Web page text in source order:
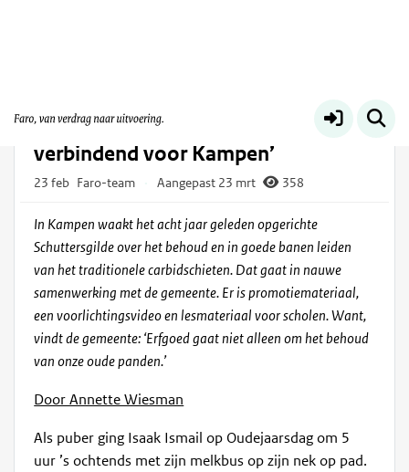
‘Carbidschieten is ontzettend
verbindend voor Kampen’
23 feb Faro-team Aangepast 23 mrt 358
In Kampen waakt het acht jaar geleden opgerichte
Schuttersgilde over het behoud en in goede banen leiden
van het traditionele carbidschieten. Dat gaat in nauwe
samenwerking met de gemeente. Er is promotiemateriaal,
een voorlichtingsvideo en lesmateriaal voor scholen. Want,
vindt de gemeente: ‘Erfgoed gaat niet alleen om het behoud
van onze oude panden.’
Door Annette Wiesman
Als puber ging Isaak Ismail op Oudejaarsdag om 5
uur ’s ochtends met zijn melkbus op zijn nek op pad.